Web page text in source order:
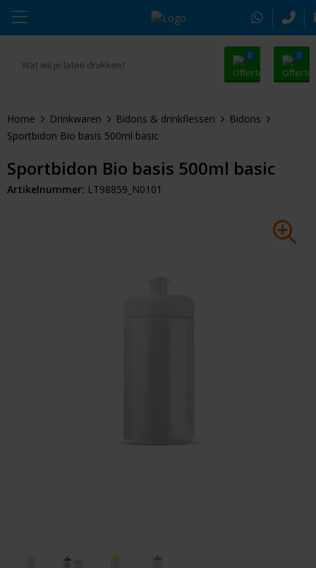
0 0
Drinkwaren
Tassen & Reizen
Alle promosnoepje
Zomer
Kerst
Thule
Alle merken
Home Drinkwaren Bidons & drinkflessen
Bidons
Sportbidon Bio basis 500ml basic
Sportbidon Bio basis 500ml basic
Artikelnummer: LT98859_N0101